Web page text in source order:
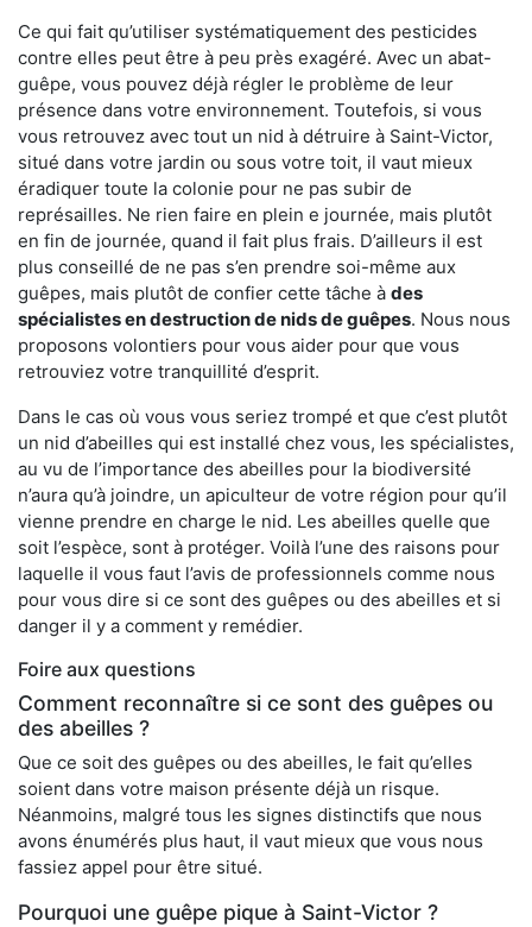
Ce qui fait qu’utiliser systématiquement des pesticides
contre elles peut être à peu près exagéré. Avec un abat-
guêpe, vous pouvez déjà régler le problème de leur
présence dans votre environnement. Toutefois, si vous
vous retrouvez avec tout un nid à détruire à Saint-Victor,
situé dans votre jardin ou sous votre toit, il vaut mieux
éradiquer toute la colonie pour ne pas subir de
représailles. Ne rien faire en plein e journée, mais plutôt
en fin de journée, quand il fait plus frais. D’ailleurs il est
plus conseillé de ne pas s’en prendre soi-même aux
guêpes, mais plutôt de confier cette tâche à des
spécialistes en destruction de nids de guêpes. Nous nous
proposons volontiers pour vous aider pour que vous
retrouviez votre tranquillité d’esprit.
Dans le cas où vous vous seriez trompé et que c’est plutôt
un nid d’abeilles qui est installé chez vous, les spécialistes,
au vu de l’importance des abeilles pour la biodiversité
n’aura qu’à joindre, un apiculteur de votre région pour qu’il
vienne prendre en charge le nid. Les abeilles quelle que
soit l’espèce, sont à protéger. Voilà l’une des raisons pour
laquelle il vous faut l’avis de professionnels comme nous
pour vous dire si ce sont des guêpes ou des abeilles et si
danger il y a comment y remédier.
Foire aux questions
Comment reconnaître si ce sont des guêpes ou
des abeilles ?
Que ce soit des guêpes ou des abeilles, le fait qu’elles
soient dans votre maison présente déjà un risque.
Néanmoins, malgré tous les signes distinctifs que nous
avons énumérés plus haut, il vaut mieux que vous nous
fassiez appel pour être situé.
Pourquoi une guêpe pique à Saint-Victor ?